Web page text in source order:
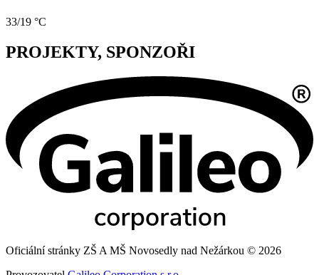
33/19 °C
PROJEKTY, SPONZOŘI
Oficiální stránky ZŠ A MŠ Novosedly nad Nežárkou © 2026